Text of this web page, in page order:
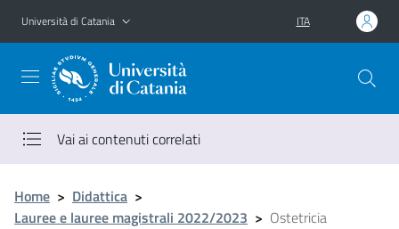
Vai al contenuto principale
Vai al menu di navigazione
Università di Catania ITA
Vai ai contenuti correlati
Home > Didattica >
Lauree e lauree magistrali 2022/2023 > Ostetricia